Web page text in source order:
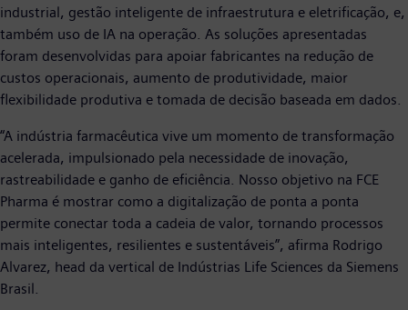
industrial, gestão inteligente de infraestrutura e eletrificação, e,
também uso de IA na operação. As soluções apresentadas
foram desenvolvidas para apoiar fabricantes na redução de
custos operacionais, aumento de produtividade, maior
flexibilidade produtiva e tomada de decisão baseada em dados.
“A indústria farmacêutica vive um momento de transformação
acelerada, impulsionado pela necessidade de inovação,
rastreabilidade e ganho de eficiência. Nosso objetivo na FCE
Pharma é mostrar como a digitalização de ponta a ponta
permite conectar toda a cadeia de valor, tornando processos
mais inteligentes, resilientes e sustentáveis”, afirma Rodrigo
Alvarez, head da vertical de Indústrias Life Sciences da Siemens
Brasil.